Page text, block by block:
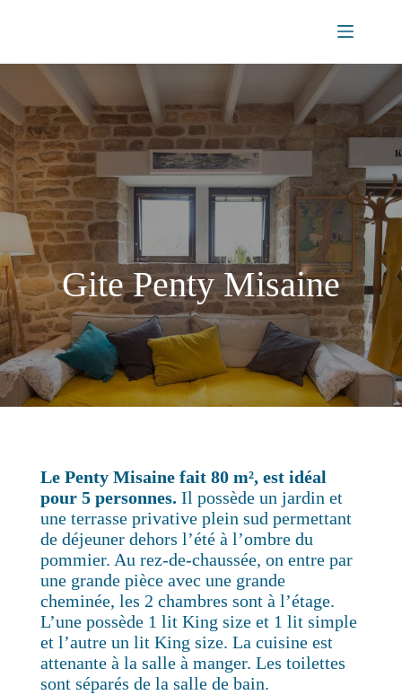
Gite Penty Misaine
Le Penty Misaine fait 80 m², est idéal
pour 5 personnes. Il possède un jardin et
une terrasse privative plein sud permettant
de déjeuner dehors l’été à l’ombre du
pommier. Au rez-de-chaussée, on entre par
une grande pièce avec une grande
cheminée, les 2 chambres sont à l’étage.
L’une possède 1 lit King size et 1 lit simple
et l’autre un lit King size. La cuisine est
attenante à la salle à manger. Les toilettes
sont séparés de la salle de bain.